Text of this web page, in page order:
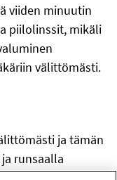
viiden minuutin
piilolinssit, mikäli
välittömästi.
ja tämän
runsaalla